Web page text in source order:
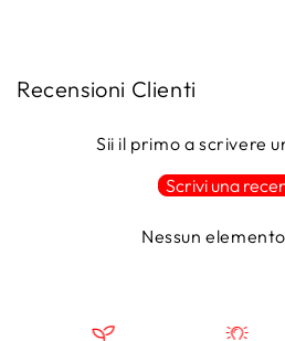
Recensioni Clienti
Sii il primo a scrivere
Scrivi una
Nessun